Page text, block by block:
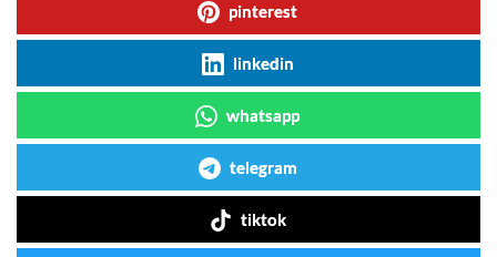
pinterest
linkedin
whatsapp
telegram
tiktok